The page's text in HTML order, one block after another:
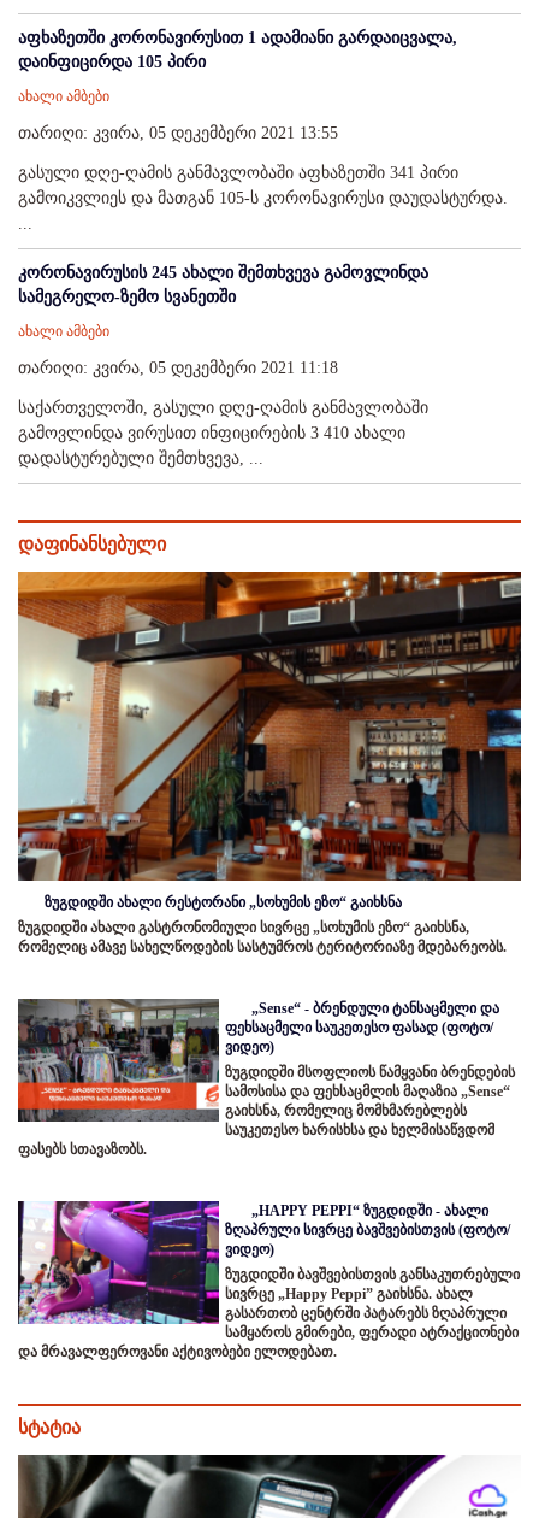
აფხაზეთში კორონავირუსით 1 ადამიანი გარდაიცვალა,
დაინფიცირდა 105 პირი
ახალი ამბები
თარიღი: კვირა, 05 დეკემბერი 2021 13:55
გასული დღე-ღამის განმავლობაში აფხაზეთში 341 პირი
გამოიკვლიეს და მათგან 105-ს კორონავირუსი დაუდასტურდა.
...
კორონავირუსის 245 ახალი შემთხვევა გამოვლინდა
სამეგრელო-ზემო სვანეთში
ახალი ამბები
თარიღი: კვირა, 05 დეკემბერი 2021 11:18
საქართველოში, გასული დღე-ღამის განმავლობაში
გამოვლინდა ვირუსით ინფიცირების 3 410 ახალი
დადასტურებული შემთხვევა, ...
დაფინანსებული
ზუგდიდში ახალი რესტორანი „სოხუმის ეზო“ გაიხსნა
ზუგდიდში ახალი გასტრონომიული სივრცე „სოხუმის ეზო“ გაიხსნა,
რომელიც ამავე სახელწოდების სასტუმროს ტერიტორიაზე მდებარეობს.
„Sense“ - ბრენდული ტანსაცმელი და
ფეხსაცმელი საუკეთესო ფასად (ფოტო/
ვიდეო)
ზუგდიდში მსოფლიოს წამყვანი ბრენდების
სამოსისა და ფეხსაცმლის მაღაზია „Sense“
გაიხსნა, რომელიც მომხმარებლებს
საუკეთესო ხარისხსა და ხელმისაწვდომ
ფასებს სთავაზობს.
„HAPPY PEPPI“ ზუგდიდში - ახალი
ზღაპრული სივრცე ბავშვებისთვის (ფოტო/
ვიდეო)
ზუგდიდში ბავშვებისთვის განსაკუთრებული
სივრცე „Happy Peppi” გაიხსნა. ახალ
გასართობ ცენტრში პატარებს ზღაპრული
სამყაროს გმირები, ფერადი ატრაქციონები
და მრავალფეროვანი აქტივობები ელოდებათ.
სტატია